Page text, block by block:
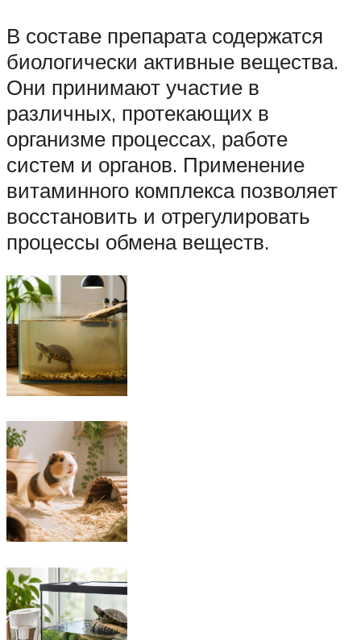
В составе препарата содержатся
биологически активные вещества.
Они принимают участие в
различных, протекающих в
организме процессах, работе
систем и органов. Применение
витаминного комплекса позволяет
восстановить и отрегулировать
процессы обмена веществ.